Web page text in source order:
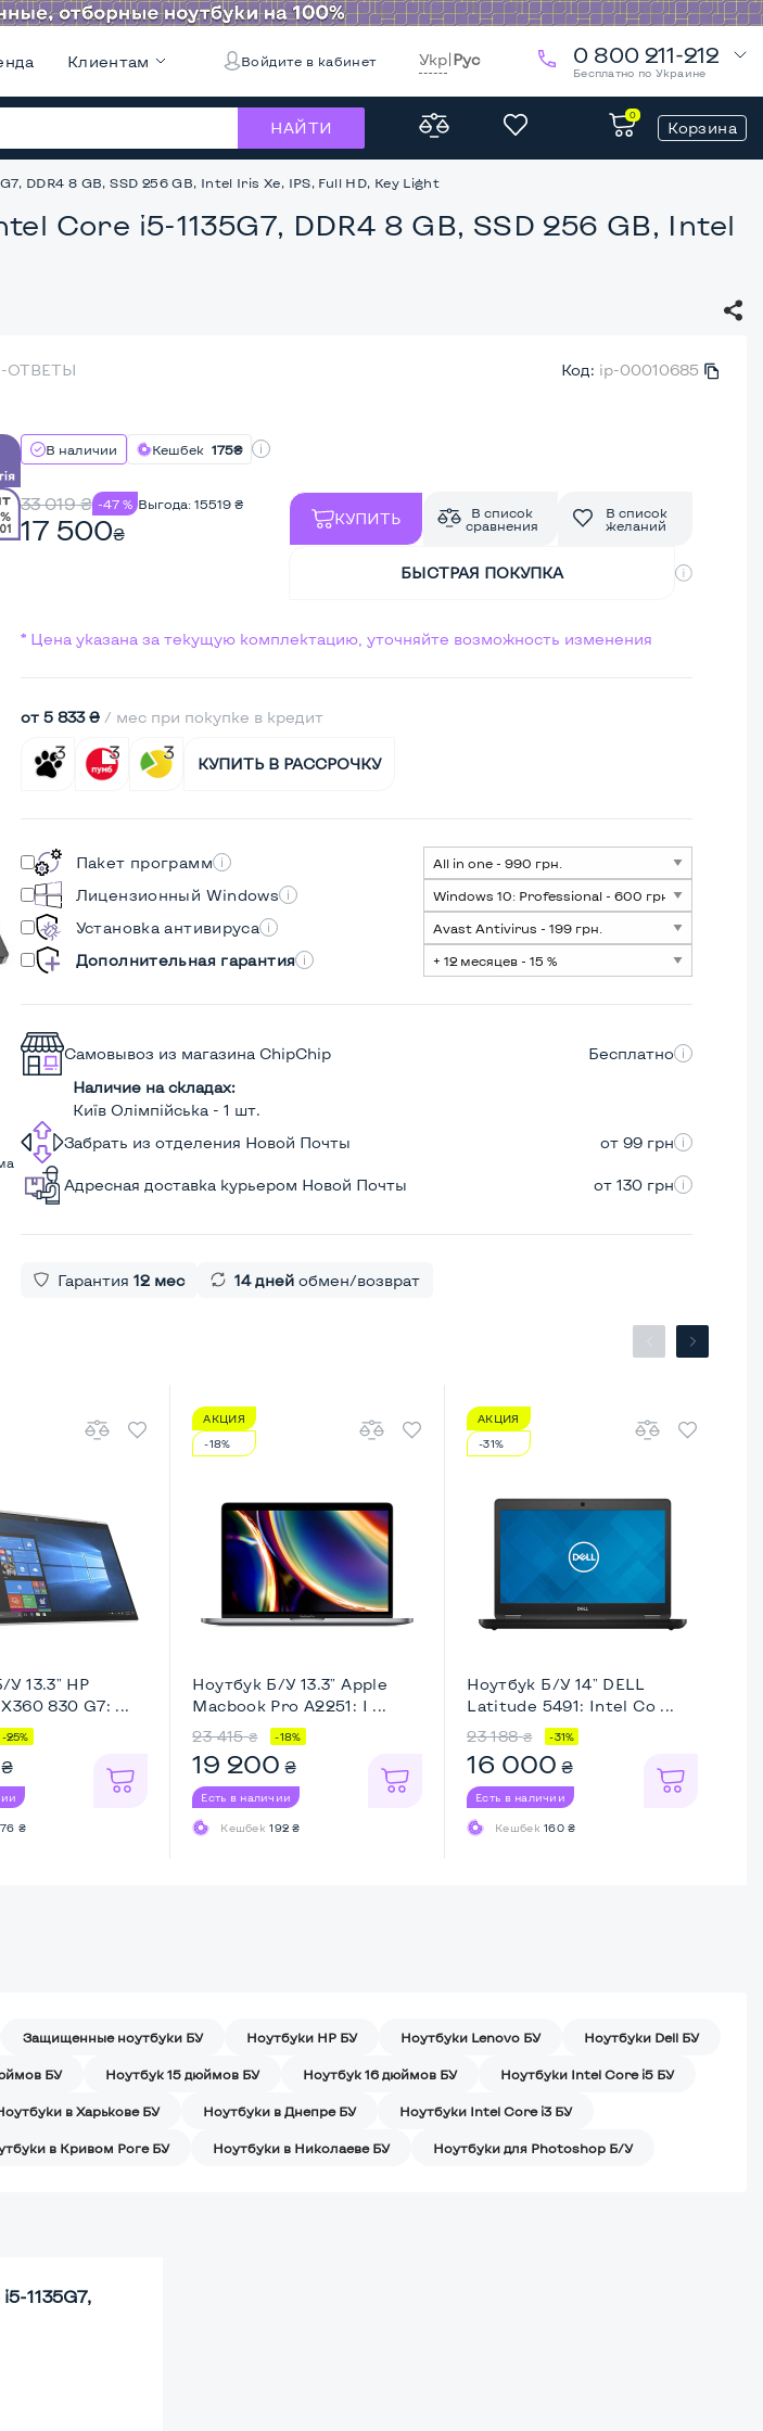
Клиентам Войдите в кабинет Укр|Рус 0 800 211-212
Бесплатно по Украине
НАЙТИ
0
Корзина
DDR4 8 GB, SSD 256 GB, Intel Iris Xe, IPS, Full HD, Key Light
Core i5-1135G7, DDR4 8 GB, SSD 256 GB, Intel
ОТВЕТЫ Код: ip-00010685
В наличии Кешбек 175₴
33 019₴ -47 % Выгода: 15519₴
17 500₴
КУПИТЬ
В список
сравнения
В список
желаний
БЫСТРАЯ ПОКУПКА
* Цена указана за текущую комплектацию, уточняйте возможность изменения
от 5 833 ₴/ мес при покупке в кредит
КУПИТЬ В РАССРОЧКУ
Пакет программ
Лицензионный Windows
Установка антивируса
Дополнительная гарантия
Самовывоз из магазина ChipChip
Бесплатно
Наличие на складах:
Київ Олімпійська - 1 шт.
Забрать из отделения Новой Почты
от 99 грн
Адресная доставка курьером Новой Почты от 130 грн
Гарантия 12 мес 14 днейобмен/возврат
У 13.3" HP
830 G7: ...
-25%
₴
₴
АКЦИЯ
-18%
Ноутбук Б/У 13.3" Apple
Macbook Pro A2251: I ...
23 415 ₴ -18%
19 200 ₴
Есть в наличии
Кешбек192 ₴
АКЦИЯ
-31%
Ноутбук Б/У 14" DELL
Latitude 5491: Intel Co ...
23 188 ₴ -31%
16 000 ₴
Есть в наличии
Кешбек160 ₴
Защищенные ноутбуки БУ Ноутбуки HP БУ Ноутбуки Lenovo БУ Ноутбуки Dell БУ
БУ Ноутбук 15 дюймов БУ Ноутбук 16 дюймов БУ Ноутбуки Intel Core i5 БУ
в Харькове БУ Ноутбуки в Днепре БУ Ноутбуки Intel Core i3 БУ
в Кривом Роге БУ Ноутбуки в Николаеве БУ Ноутбуки для Photoshop Б/У
1135G7,